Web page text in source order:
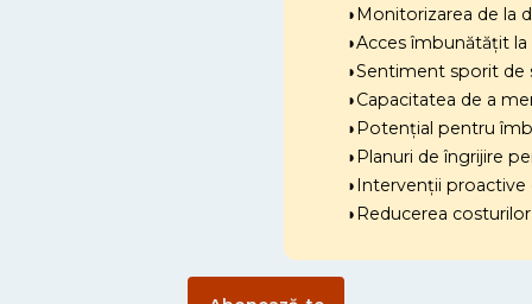
◗Monitorizarea de la
◗Acces îmbunătățit
◗Sentiment sporit de
◗Capacitatea de a
◗Potențial pentru
◗Planuri de îngrijire
◗Intervenții
◗Reducerea